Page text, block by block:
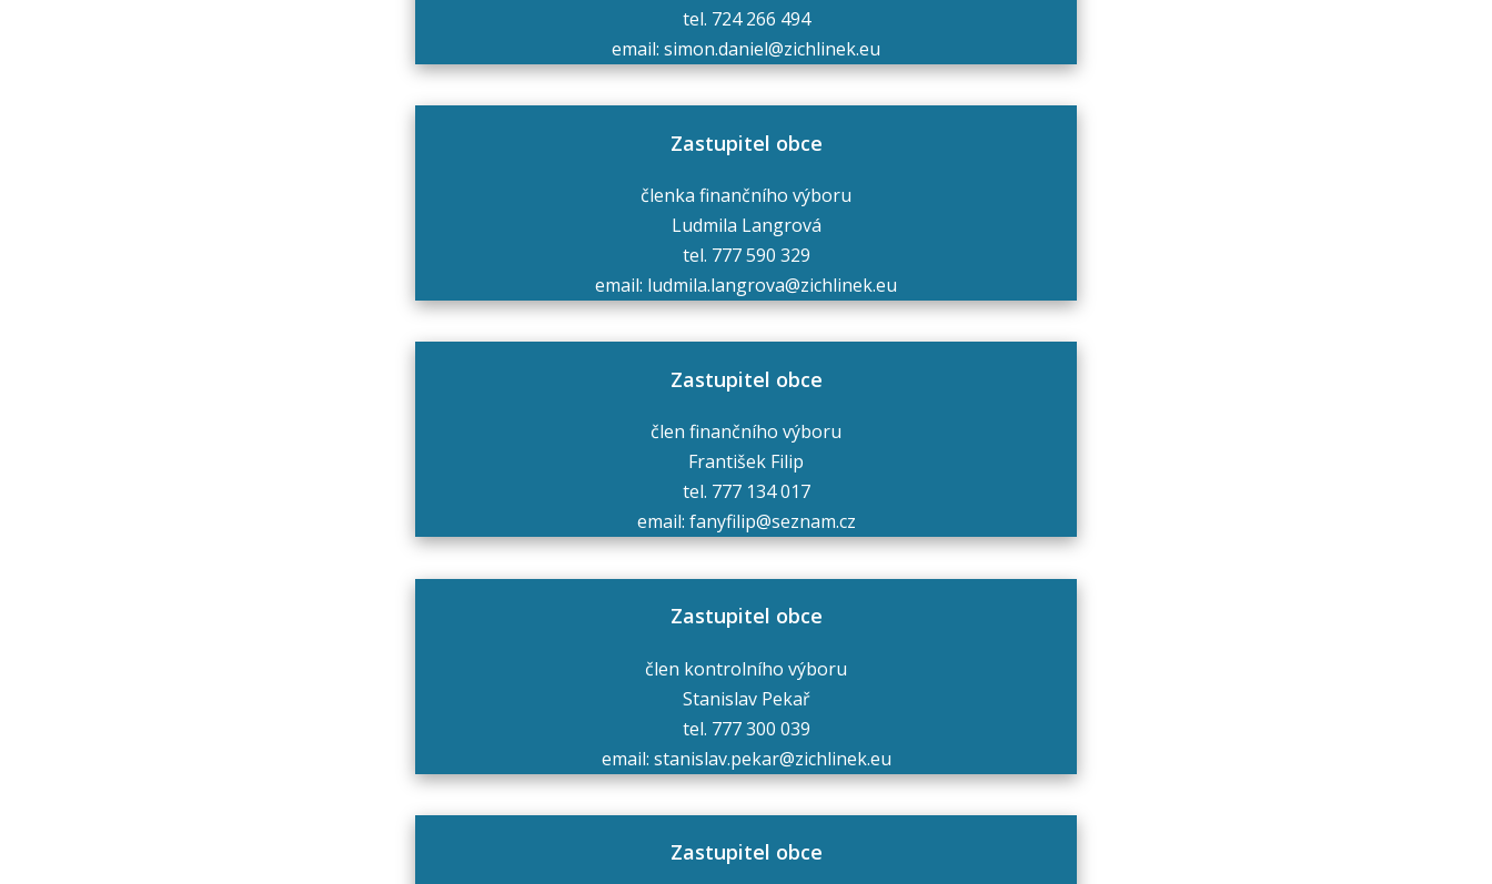
tel. 724 266 494
email: simon.daniel@zichlinek.eu
Zastupitel obce
členka finančního výboru
Ludmila Langrová
tel. 777 590 329
email: ludmila.langrova@zichlinek.eu
Zastupitel obce
člen finančního výboru
František Filip
tel. 777 134 017
email: fanyfilip@seznam.cz
Zastupitel obce
člen kontrolního výboru
Stanislav Pekař
tel. 777 300 039
email: stanislav.pekar@zichlinek.eu
Zastupitel obce